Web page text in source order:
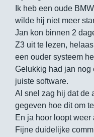
Ik heb een oude
wilde hij niet meer
Jan kon binnen 2
Z3 uit te lezen,
een ouder systeem
Gelukkig had jan nog
juiste software.
Al snel zag hij dat de
gegeven hoe dit om
En ja hoor loopt weer
Fijne duidelijke